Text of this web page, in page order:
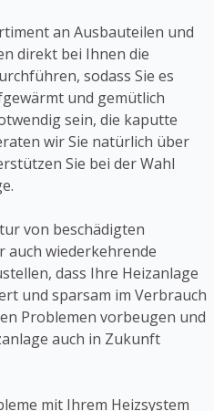
an Ausbauteilen und
direkt bei Ihnen die
sodass Sie es
und gemütlich
sein, die kaputte
wir Sie natürlich über
Sie bei der Wahl
von beschädigten
auch wiederkehrende
dass Ihre Heizanlage
und sparsam im Verbrauch
Problemen vorbeugen und
auch in Zukunft
mit Ihrem Heizsystem